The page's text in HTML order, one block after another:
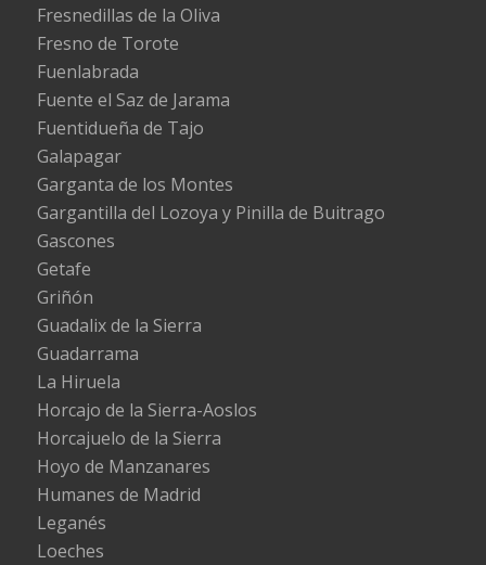
Fresnedillas de la Oliva
Fresno de Torote
Fuenlabrada
Fuente el Saz de Jarama
Fuentidueña de Tajo
Galapagar
Garganta de los Montes
Gargantilla del Lozoya y Pinilla de Buitrago
Gascones
Getafe
Griñón
Guadalix de la Sierra
Guadarrama
La Hiruela
Horcajo de la Sierra-Aoslos
Horcajuelo de la Sierra
Hoyo de Manzanares
Humanes de Madrid
Leganés
Loeches